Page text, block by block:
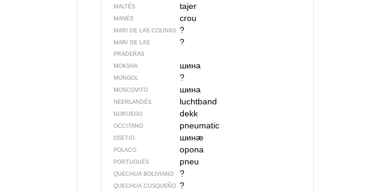
MALTÉS tajer
MANÉS crou
MARI DE LAS COLINAS ?
MARI DE LAS
PRADERAS
?
MOKSHA шина
MONGOL ?
MOSCOVITO шина
NEERLANDÉS luchtband
NORUEGO dekk
OCCITANO pneumatic
OSETIO шинӕ
POLACO opona
PORTUGUÉS pneu
QUECHUA BOLIVIANO ?
QUECHUA CUSQUEÑO ?